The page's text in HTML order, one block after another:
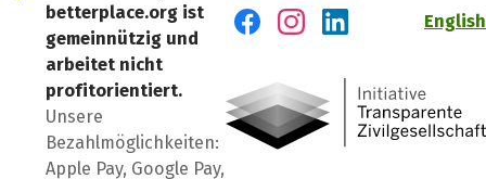
betterplace.org ist
gemeinnützig und
arbeitet nicht
profitorientiert.
Unsere
Bezahlmöglichkeiten:
Apple Pay, Google Pay,
English